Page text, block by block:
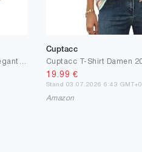
Cuptacc
19.99 €
Stand 03.07.2026 6:43 GMT+0
Amazon